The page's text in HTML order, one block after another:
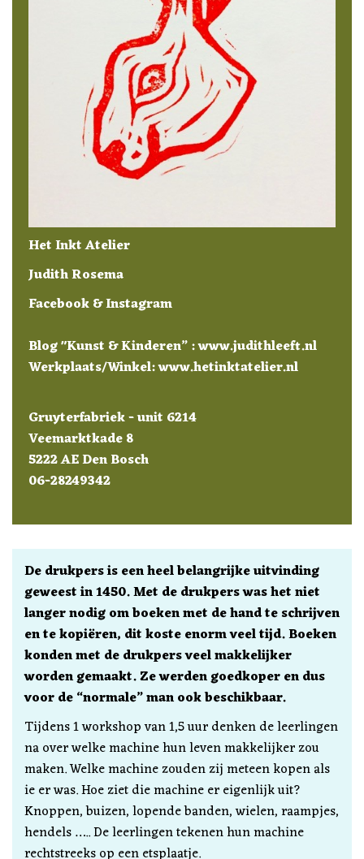
Het Inkt Atelier
Judith Rosema
Facebook&Instagram
Blog "Kunst & Kinderen” :www.judithleeft.nl
Werkplaats/Winkel:www.hetinktatelier.nl
Gruyterfabriek - unit 6214
Veemarktkade 8
5222 AE Den Bosch
06-28249342
De drukpers is een heel belangrijke uitvinding
geweest in 1450. Met de drukpers was het niet
langer nodig om boeken met de hand te schrijven
en te kopiëren, dit koste enorm veel tijd. Boeken
konden met de drukpers veel makkelijker
worden gemaakt. Ze werden goedkoper en dus
voor de “normale” man ook beschikbaar.
Tijdens 1 workshop van 1,5 uur denken de leerlingen
na over welke machine hun leven makkelijker zou
maken. Welke machine zouden zij meteen kopen als
ie er was. Hoe ziet die machine er eigenlijk uit?
Knoppen, buizen, lopende banden, wielen, raampjes,
hendels ….. De leerlingen tekenen hun machine
rechtstreeks op een etsplaatje.